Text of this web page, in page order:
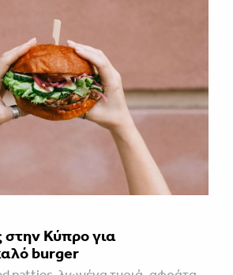
στην Κύπρο για
burger